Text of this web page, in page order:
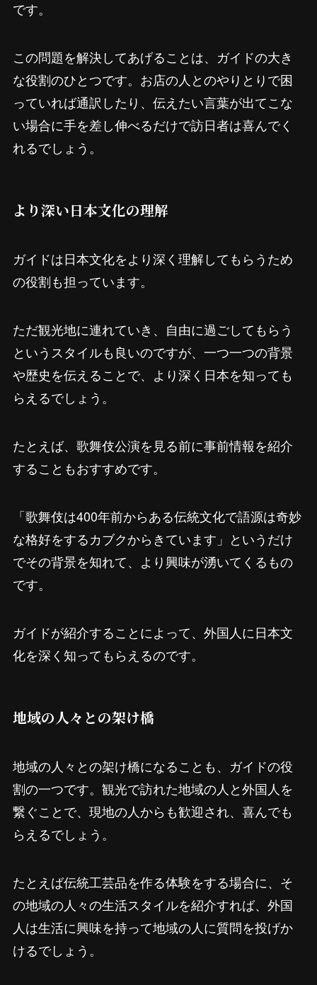
です。
この問題を解決してあげることは、ガイドの大き
な役割のひとつです。お店の人とのやりとりで困
っていれば通訳したり、伝えたい言葉が出てこな
い場合に手を差し伸べるだけで訪日者は喜んでく
れるでしょう。
より深い日本文化の理解
ガイドは日本文化をより深く理解してもらうため
の役割も担っています。
ただ観光地に連れていき、自由に過ごしてもらう
というスタイルも良いのですが、一つ一つの背景
や歴史を伝えることで、より深く日本を知っても
らえるでしょう。
たとえば、歌舞伎公演を見る前に事前情報を紹介
することもおすすめです。
「歌舞伎は400年前からある伝統文化で語源は奇妙
な格好をするカブクからきています」というだけ
でその背景を知れて、より興味が湧いてくるもの
です。
ガイドが紹介することによって、外国人に日本文
化を深く知ってもらえるのです。
地域の人々との架け橋
地域の人々との架け橋になることも、ガイドの役
割の一つです。観光で訪れた地域の人と外国人を
繋ぐことで、現地の人からも歓迎され、喜んでも
らえるでしょう。
たとえば伝統工芸品を作る体験をする場合に、そ
の地域の人々の生活スタイルを紹介すれば、外国
人は生活に興味を持って地域の人に質問を投げか
けるでしょう。